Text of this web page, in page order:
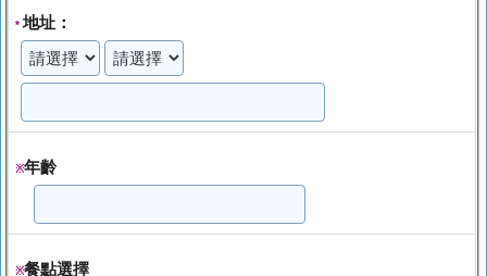
*地址：
※年齡
※餐點選擇